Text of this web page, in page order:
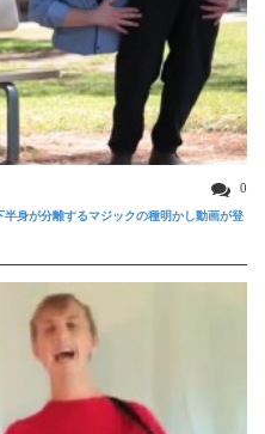
0
身が分離するマジックの種明かし動画が登